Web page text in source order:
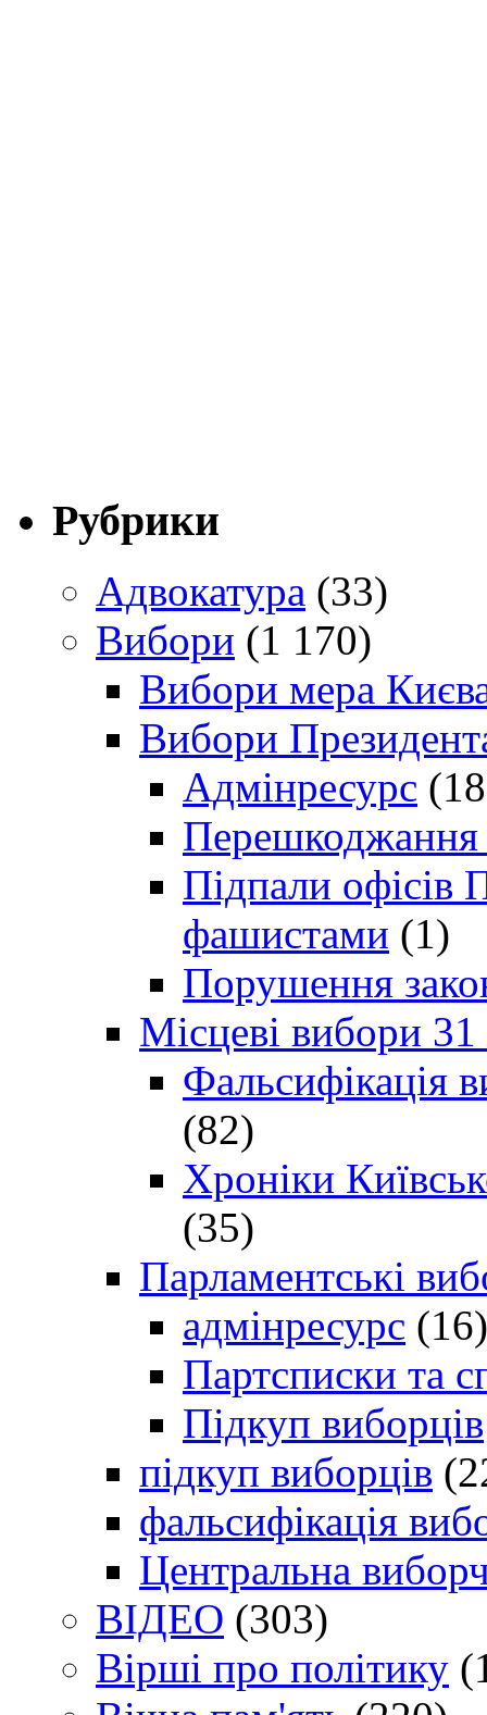
Рубрики
Адвокатура (33)
Вибори (1 170)
Вибори мера
Вибори
Адмінресурс
Перешкоджання
Підпали офісів
фашистами (1)
Порушення
Місцеві вибори
Фальсифікація
(82)
Хроніки
(35)
Парламентські
адмінресурс (16)
Партсписки та
Підкуп виборців
підкуп виборців
фальсифікація
Центральна
ВІДЕО (303)
Вірші про політику